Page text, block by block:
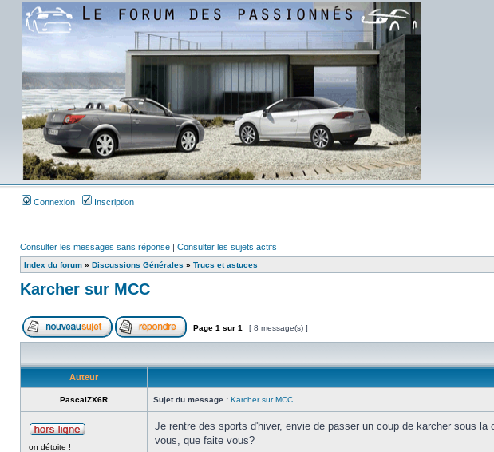
Connexion Inscription
Consulter les messages sans réponse | Consulter les sujets actifs
Index du forum » Discussions Générales » Trucs et astuces
Karcher sur MCC
Page 1 sur 1 [ 8 message(s) ]
Auteur
PascalZX6R Sujet du message : Karcher sur MCC
on détoite !
Je rentre des sports d'hiver, envie de passer un coup de karcher sous
vous, que faite vous?